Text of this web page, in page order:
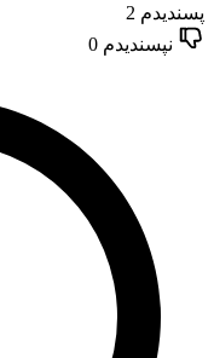
پسندیدم 2
نپسندیدم 0